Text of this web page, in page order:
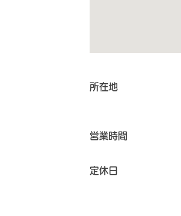
所在地
営業時間
定休日